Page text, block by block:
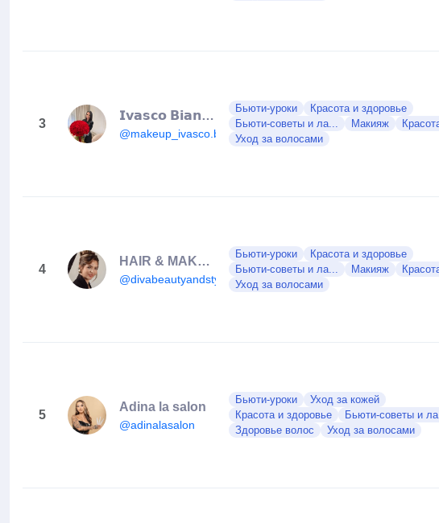
3
𝗜𝘃𝗮𝘀𝗰𝗼 𝗕𝗶𝗮𝗻𝗰𝗮 𝗔𝗺𝗮𝗹𝗶𝗮 𝗠𝗮𝗸𝗲𝘂𝗽 𝗔𝗿𝘁𝗶𝘀𝘁 💄
@makeup_ivasco.biancaamalia
Бьюти-уроки
Красота и здоровье
Бьюти-советы и ла...
Макияж
Уход за волосами
4
HAIR & MAKEUP by SIMONA
@divabeautyandstyle
Бьюти-уроки
Красота и здоровье
Бьюти-советы и ла...
Макияж
Уход за волосами
5
Adina la salon
@adinalasalon
Бьюти-уроки
Уход за кожей
Красота и здоровье
Бьюти-советы и
Здоровье волос
Уход за волосами